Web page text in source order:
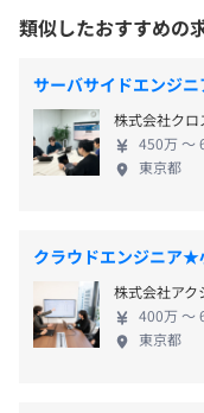
【本社】
■東京メトロ有楽町
※建物南側（高速道
【年間休日126日】
・祝日
・夏季休暇
・年末年始休暇
・慶弔休暇
・介護休暇
・産前産後休暇
など
を歓迎しています
く、市場価値の高
環境が整っていま
で、新たなキャリ
ご応募ください！ ◆フラットな社風／残業少なめ／
プライベートを大
す！ 完全週休2
が整備されていま
軟な働き方も実現
金制度など充実し
員を大切にしてお
トな社風も特徴です
類似したおすすめの
サーバサイドエンジニ
株式会社クロ
450万 〜
東京都
クラウドエンジニア★
株式会社アク
400万 〜
東京都